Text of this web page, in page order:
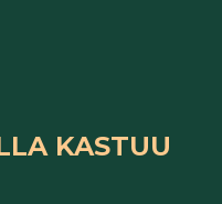
KASTUU